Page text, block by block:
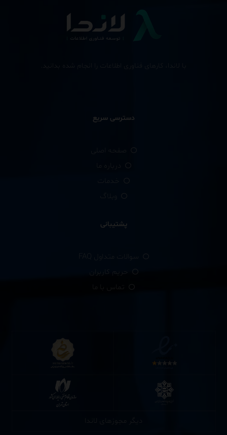
با لاندا، کارهای فناوری اطلاعات را انجام شده بدانید.
دسترسی سریع
صفحه اصلی
پشتیبانی
سوالات متداول FAQ
حریم کاربران
دیگر مجوزهای لاندا